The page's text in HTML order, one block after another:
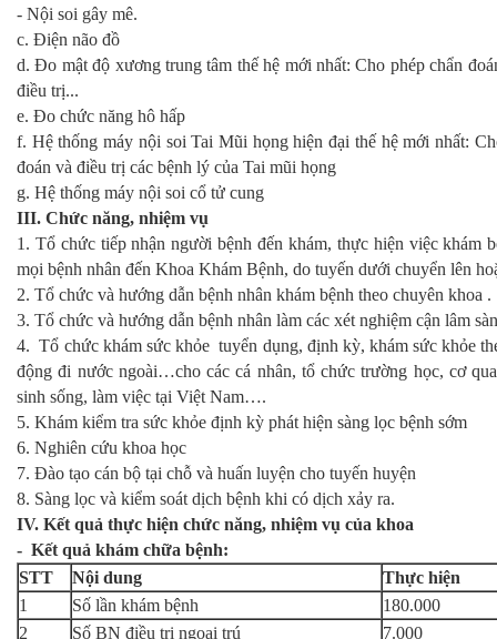
- Nội soi gây mê.
c. Điện não đồ
d. Đo mật độ xương trung tâm thế hệ mới nhất: Cho phép chẩn
điều trị...
e. Đo chức năng hô hấp
f. Hệ thống máy nội soi Tai Mũi họng hiện đại thế hệ mới nhất:
đoán và điều trị các bệnh lý của Tai mũi họng
g. Hệ thống máy nội soi cổ tử cung
III. Chức năng, nhiệm vụ
1. Tổ chức tiếp nhận người bệnh đến khám, thực hiện việc khám
mọi bệnh nhân đến Khoa Khám Bệnh, do tuyến dưới chuyển lên
2. Tổ chức và hướng dẫn bệnh nhân khám bệnh theo chuyên khoa .
3. Tổ chức và hướng dẫn bệnh nhân làm các xét nghiệm cận lâm
4. Tổ chức khám sức khỏe tuyển dụng, định kỳ, khám sức khỏe
động đi nước ngoài…cho các cá nhân, tổ chức trường học, cơ
sinh sống, làm việc tại Việt Nam….
5. Khám kiểm tra sức khỏe định kỳ phát hiện sàng lọc bệnh sớm
6. Nghiên cứu khoa học
7. Đào tạo cán bộ tại chỗ và huấn luyện cho tuyến huyện
8. Sàng lọc và kiểm soát dịch bệnh khi có dịch xảy ra.
IV. Kết quả thực hiện chức năng, nhiệm vụ của khoa
- Kết quả khám chữa bệnh:
STT
Nội dung
Thực hiện
1
Số lần khám bệnh
180.000
2
Số BN điều trị ngoại trú
7.000